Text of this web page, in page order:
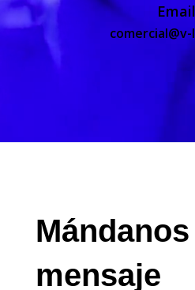
Email
Mándanos
mensaje